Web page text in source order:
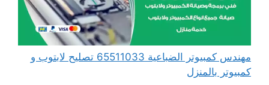
مهندس كمبيوتر الضباعية 65511033 تصليح لابتوب و
كمبيوتر بالمنزل